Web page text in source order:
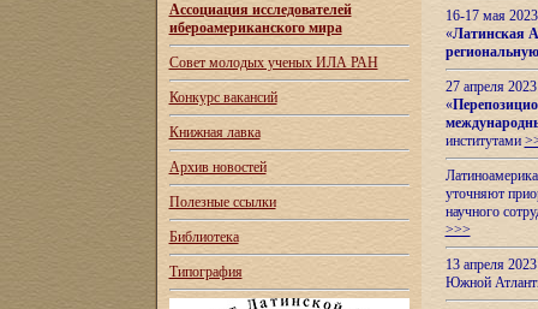
Ассоциация исследователей
ибероамериканского мира
Совет молодых ученых ИЛА РАН
Конкурс вакансий
Книжная лавка
Архив новостей
Полезные ссылки
Библиотека
Типография
16-17 мая
«Латинская
27 апреля
«
институтами
уточняют
научного
>>>
13 апреля
Южной